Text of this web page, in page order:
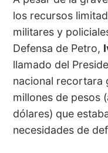
los recursos
militares y
Defensa de Petro,
llamado del
nacional recortara
millones de pesos
dólares) que
necesidades de